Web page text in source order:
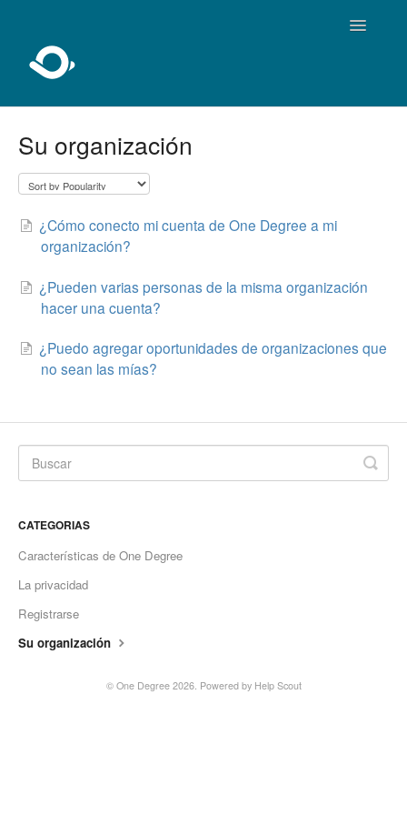
Toggle
Sobre One Degree
Agregar y editar
Desarrolladores
Su organización
¿Cómo conecto mi cuenta de One Degree a mi
organización?
¿Pueden varias personas de la misma organización
hacer una cuenta?
¿Puedo agregar oportunidades de organizaciones que
no sean las mías?
CATEGORIAS
Características de One Degree
La privacidad
Registrarse
Su organización
© One Degree2026. Powered by Help Scout